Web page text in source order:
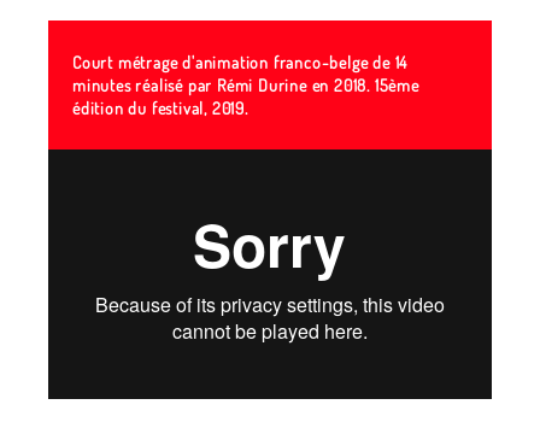
Court métrage d'animation franco-belge de 14
minutes réalisé par Rémi Durine en 2018. 15ème
édition du festival, 2019.